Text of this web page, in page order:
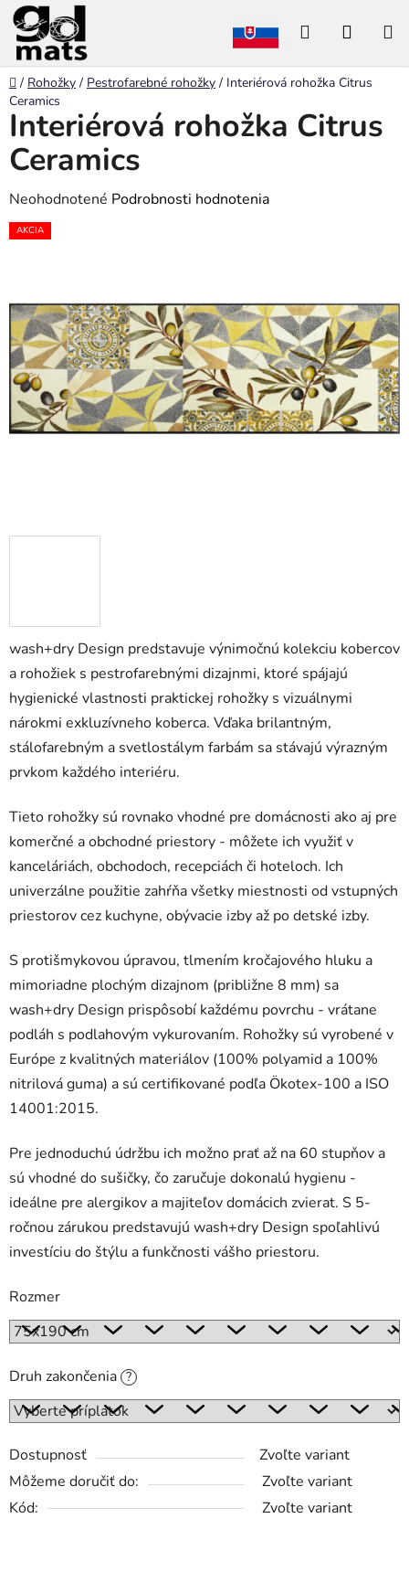
Prejsť
na
obsah
Hľadať
Domov
/ Rohožky / Pestrofarebné rohožky / Interiérová rohožka Citrus
Ceramics
wash+dry Design predstavuje výnimočnú kolekciu kobercov
a rohožiek s pestrofarebnými dizajnmi, ktoré spájajú
hygienické vlastnosti praktickej rohožky s vizuálnymi
nárokmi exkluzívneho koberca. Vďaka brilantným,
stálofarebným a svetlostálym farbám sa stávajú výrazným
prvkom každého interiéru.
Tieto rohožky sú rovnako vhodné pre domácnosti ako aj pre
komerčné a obchodné priestory - môžete ich využiť v
kanceláriách, obchodoch, recepciách či hoteloch. Ich
univerzálne použitie zahŕňa všetky miestnosti od vstupných
priestorov cez kuchyne, obývacie izby až po detské izby.
S protišmykovou úpravou, tlmením kročajového hluku a
mimoriadne plochým dizajnom (približne 8 mm) sa
wash+dry Design prispôsobí každému povrchu - vrátane
podláh s podlahovým vykurovaním. Rohožky sú vyrobené v
Európe z kvalitných materiálov (100% polyamid a 100%
nitrilová guma) a sú certifikované podľa Ökotex-100 a ISO
14001:2015.
Pre jednoduchú údržbu ich možno prať až na 60 stupňov a
sú vhodné do sušičky, čo zaručuje dokonalú hygienu -
ideálne pre alergikov a majiteľov domácich zvierat. S 5-
ročnou zárukou predstavujú wash+dry Design spoľahlivú
investíciu do štýlu a funkčnosti vášho priestoru.
Rozmer
Druh zakončenia ?
Dostupnosť
Zvoľte variant
Môžeme doručiť do:
Zvoľte variant
Kód:
Zvoľte variant
Interiérová rohožka Citrus
Ceramics
Priemerné
hodnotenie
z
5
hviezdičiek.
Neohodnotené Podrobnosti hodnotenia
AKCIA